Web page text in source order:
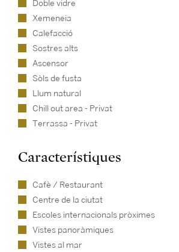
Doble vidre
Xemeneia
Calefacció
Sostres alts
Ascensor
Sòls de fusta
Llum natural
Chill out area - Privat
Terrassa - Privat
Característiques
Cafè / Restaurant
Centre de la ciutat
Escoles internacionals pròximes
Vistes panoràmiques
Vistes al mar